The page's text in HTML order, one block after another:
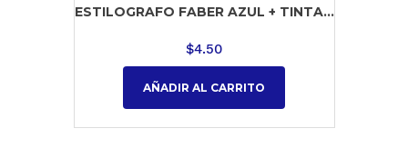
ESTILOGRAFO FABER AZUL + TINTA...
$4.50
AÑADIR AL CARRITO